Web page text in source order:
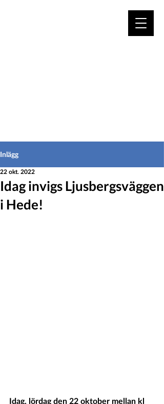
Inlägg
Idag invigs Ljusbergsväggen
i Hede!
22 okt. 2022
Idag, lördag den 22 oktober mellan kl